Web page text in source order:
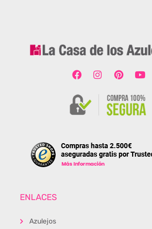
ENLACES
Azulejos